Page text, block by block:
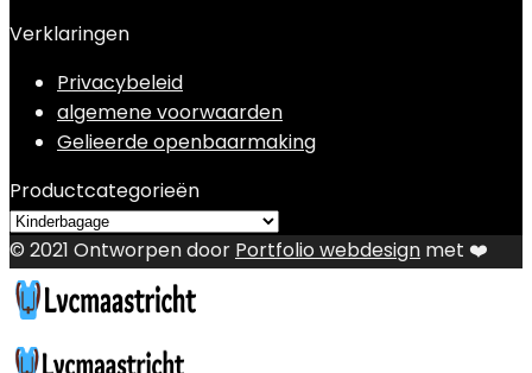
Verklaringen
Privacybeleid
algemene voorwaarden
Gelieerde openbaarmaking
Productcategorieën
© 2021 Ontworpen door Portfolio webdesign met ❤️